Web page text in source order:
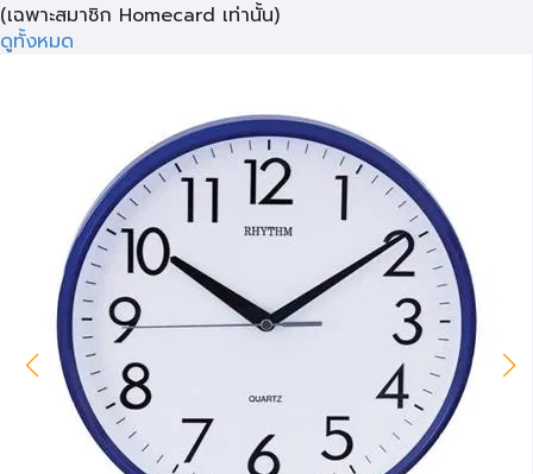
(เฉพาะสมาชิก Homecard เท่านั้น)
ดูทั้งหมด